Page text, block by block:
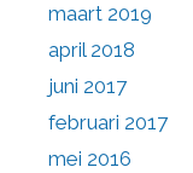
maart 2019
april 2018
juni 2017
februari 2017
mei 2016